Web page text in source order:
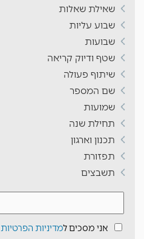
שאילת שאלות
שבוע עליות
שבועות
שטף ודיוק קריאה
שיתוף פעולה
שם המספר
שמועות
תחילת שנה
תכנון וארגון
תפזורת
תשבצים
אני מסכים למדיניות הפרטיות